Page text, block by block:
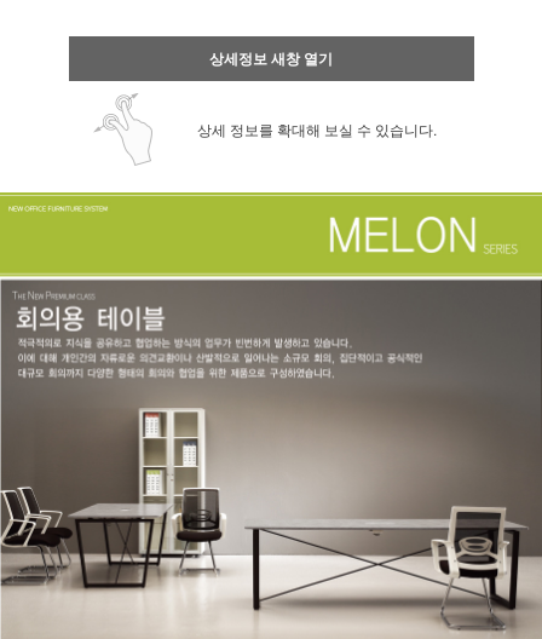
상세정보 새창 열기
상세 정보를 확대해 보실 수 있습니다.